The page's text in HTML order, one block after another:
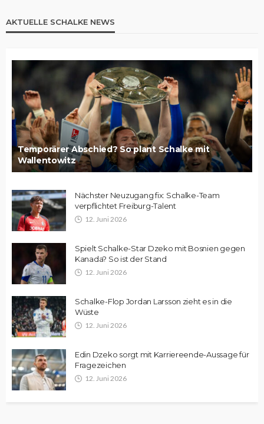
AKTUELLE SCHALKE NEWS
Temporärer Abschied? So plant Schalke mit
Wallentowitz
Nächster Neuzugang fix: Schalke-Team
verpflichtet Freiburg-Talent
12. Juni 2026
Spielt Schalke-Star Dzeko mit Bosnien gegen
Kanada? So ist der Stand
12. Juni 2026
Schalke-Flop Jordan Larsson zieht es in die
Wüste
12. Juni 2026
Edin Dzeko sorgt mit Karriereende-Aussage für
Fragezeichen
12. Juni 2026